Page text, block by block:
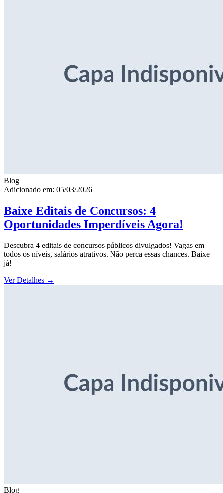
Blog
Adicionado em: 05/03/2026
Baixe Editais de Concursos: 4
Oportunidades Imperdíveis Agora!
Descubra 4 editais de concursos públicos divulgados! Vagas em
todos os níveis, salários atrativos. Não perca essas chances. Baixe
já!
Ver Detalhes →
Blog